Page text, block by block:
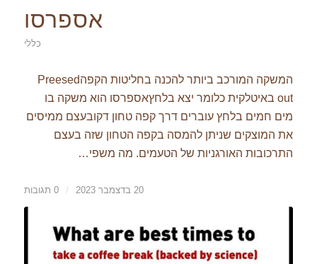
אספרסו
כללי
המשקה המורכב ביותר להכנה בחליטות הקפהPreesed
out באיטלקית כלומר יצא בלחץאספרסו הוא משקה בו
מים חמים בלחץ עוברים דרך קפה טחון דקובעצם ממיסים
את המוצקים שניתן להמסה בקפה הטחון שזה בעצם
התרכובות האורגניות של הטעמים. מה משפי…
20 בדצמבר 2023 / 0 תגובות